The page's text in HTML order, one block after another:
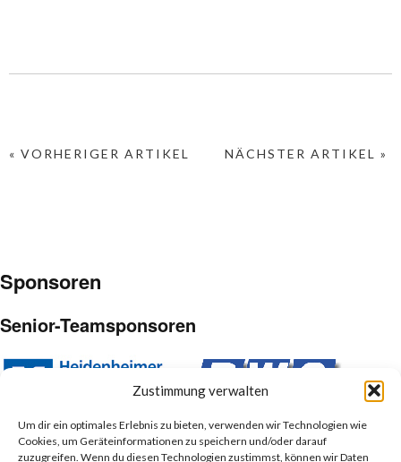
Zustimmung verwalten
Um dir ein optimales Erlebnis zu bieten, verwenden wir Technologien wie
Cookies, um Geräteinformationen zu speichern und/oder darauf
zuzugreifen. Wenn du diesen Technologien zustimmst, können wir Daten
NÄCHSTER ARTIKEL »
« VORHERIGER ARTIKEL
Sponsoren
Senior-Teamsponsoren
Junior-Teamsponsoren